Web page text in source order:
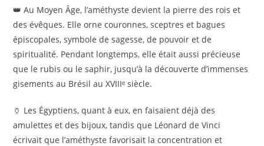
👑 Au Moyen Âge, l’améthyste devient la pierre des rois et
des évêques. Elle orne couronnes, sceptres et bagues
épiscopales, symbole de sagesse, de pouvoir et de
spiritualité. Pendant longtemps, elle était aussi précieuse
que le rubis ou le saphir, jusqu’à la découverte d’immenses
gisements au Brésil au XVIIIᵉ siècle.
🏺 Les Égyptiens, quant à eux, en faisaient déjà des
amulettes et des bijoux, tandis que Léonard de Vinci
écrivait que l’améthyste favorisait la concentration et